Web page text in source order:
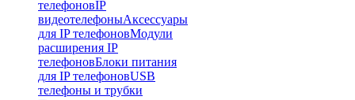
телефоновIP
видеотелефоныАксессуары
для IP телефоновМодули
расширения IP
телефоновБлоки питания
для IP телефоновUSB
телефоны и трубки